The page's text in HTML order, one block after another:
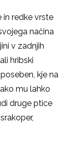
in redke vrste
načina
v zadnjih
hribski
kje na
mu lahko
druge ptice